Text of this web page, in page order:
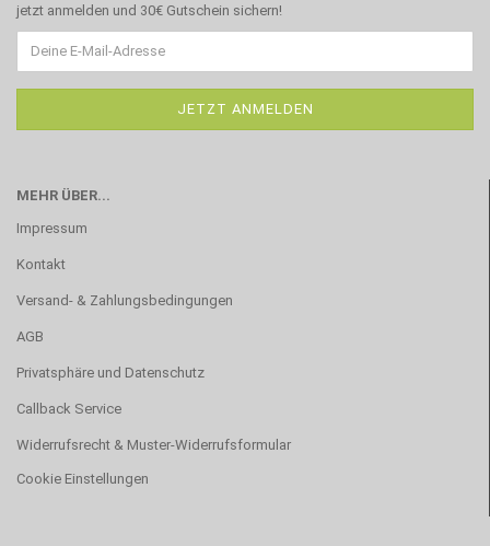
jetzt anmelden und 30€ Gutschein sichern!
MEHR ÜBER...
Impressum
Kontakt
Versand- & Zahlungsbedingungen
AGB
Privatsphäre und Datenschutz
Callback Service
Widerrufsrecht & Muster-Widerrufsformular
Cookie Einstellungen